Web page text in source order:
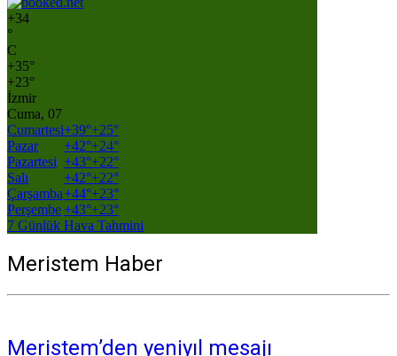
+34
°
C
+35°
+23°
İzmir
Cuma, 07
Cumartesi+39°+25°
Pazar
+42°+24°
Pazartesi +43°+22°
Salı
+42°+22°
Çarşamba+44°+23°
Perşembe+43°+23°
7 Günlük Hava Tahmini
Meristem Haber
Meristem’den yeniyıl mesajı